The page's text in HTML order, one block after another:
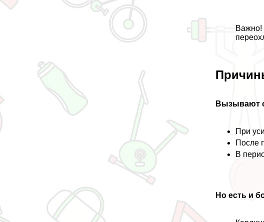
Важно!
Вызывают
При
После
В
Но есть и